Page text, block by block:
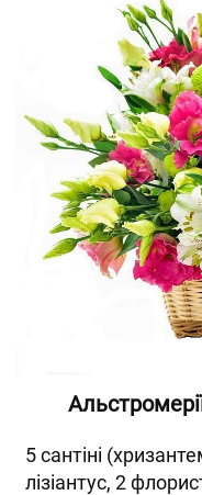
5 сантіні
лізіантус, 2